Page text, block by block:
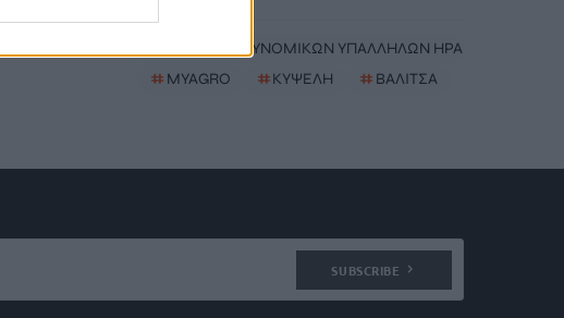
ΕΝΩΣΗ ΑΣΤΥΝΟΜΙΚΩΝ ΥΠΑΛΛΗΛΩΝ ΗΡΑΚΛΕΙΟΥ
# MYAGRO #ΚΥΨΕΛΗ # ΒΑΛΙΤΣΑ
SUBSCRIBE